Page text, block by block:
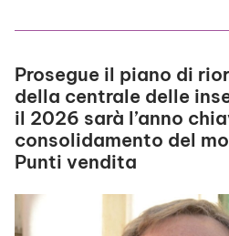
Prosegue il piano di
della centrale delle
il 2026 sarà l’anno
consolidamento del
Punti vendita